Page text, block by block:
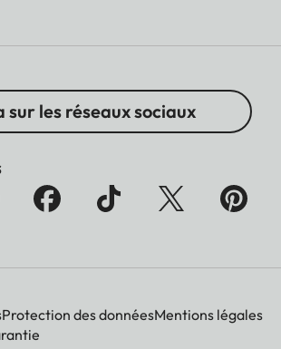
sur les réseaux sociaux
Protection des donnéesMentions légales